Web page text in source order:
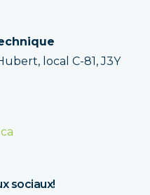
local C-81, J3Y
sociaux!